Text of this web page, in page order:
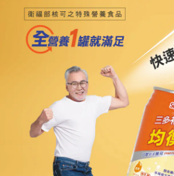
-體質虛弱需營養補給者
-咀嚼困難需流質飲食者
-需管灌飲食者
✅衛福部核可之特殊營養食品
✅原味不甜、無乳糖
銀行轉帳／ATM
LINE Pay